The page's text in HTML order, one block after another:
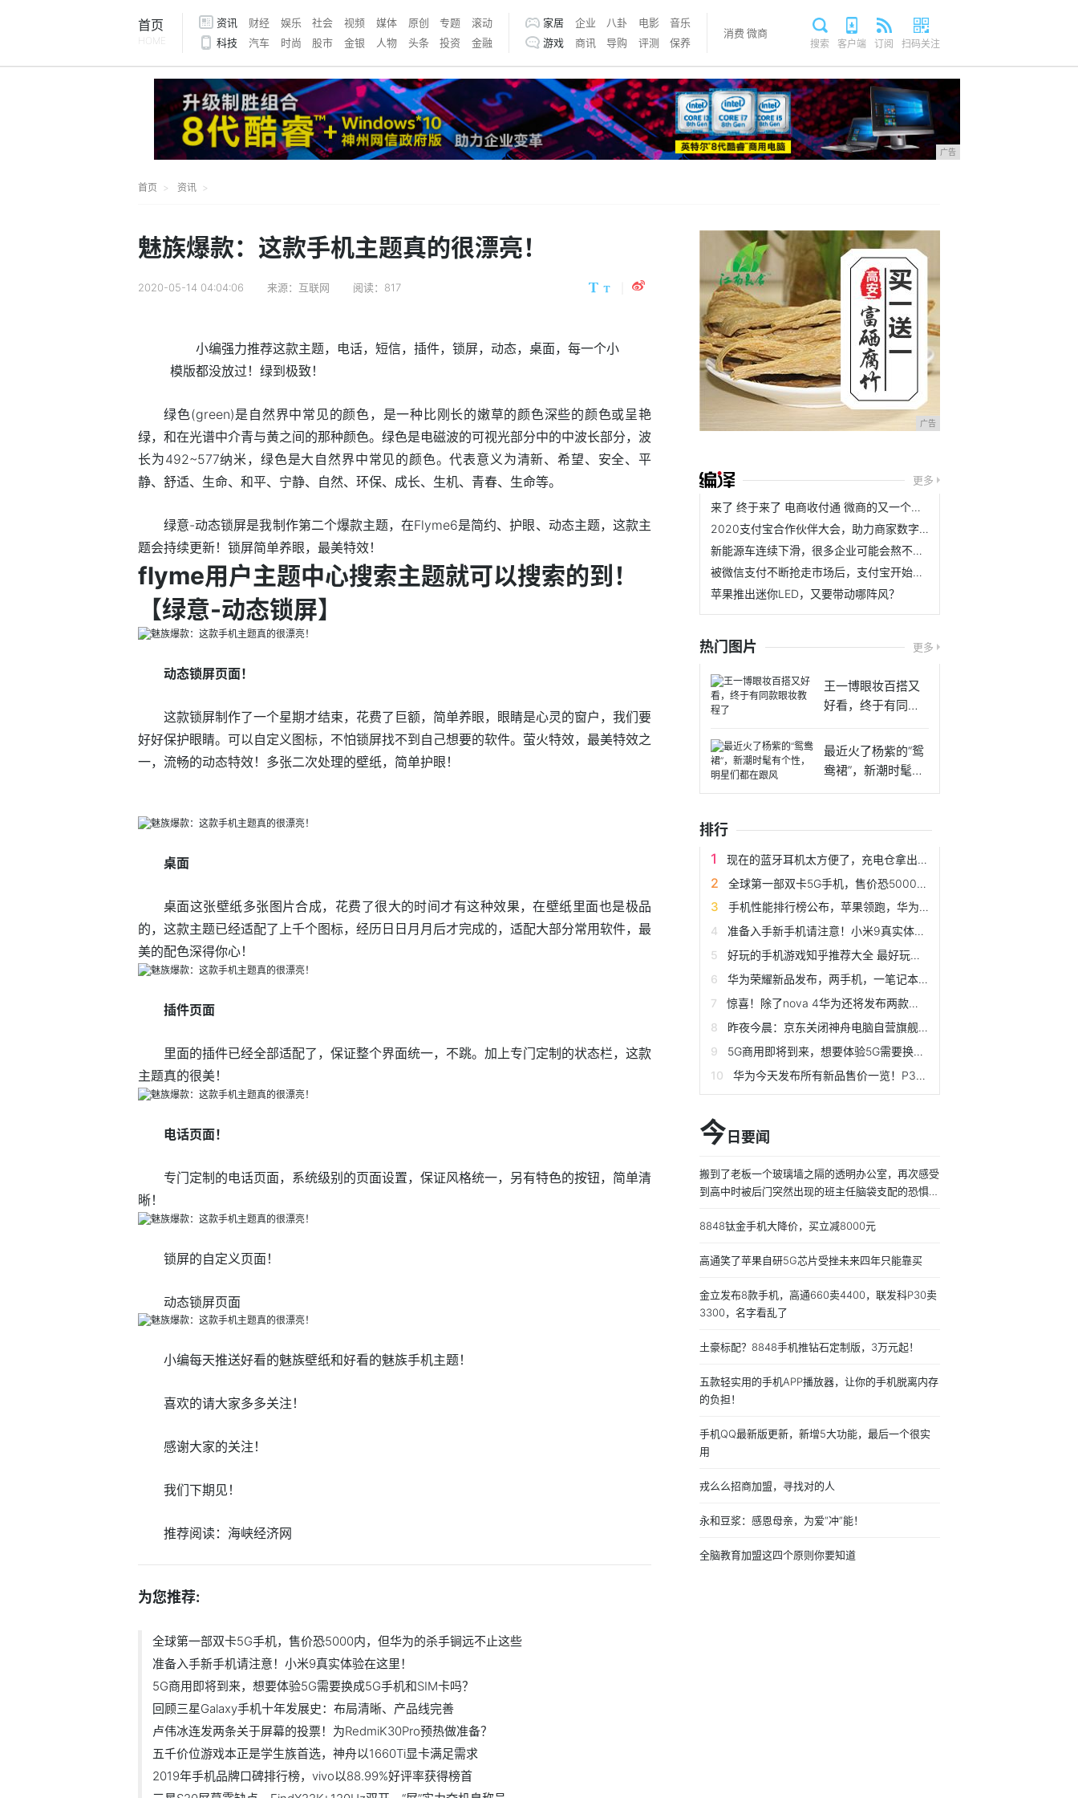
首页
HOME
资讯 财经 娱乐 社会 视频 媒体 原创 专题
滚动
科技
汽车 时尚 股市 金银 人物 头条 投资 金融
家居 企业 八卦 电影
音乐
游戏
商讯 导购 评测 保养
消费 微商
搜索 客户端 订阅 扫码关注
广告
首页 资讯
魅族爆款：这款手机主题真的很漂亮！
2020-05-14 04:04:06 来源：互联网 阅读：817
小编强力推荐这款主题，电话，短信，插件，锁屏，动态，桌面，每一个小
模版都没放过！绿到极致！
绿色(green)是自然界中常见的颜色，是一种比刚长的嫩草的颜色深些的颜色或呈艳
绿，和在光谱中介青与黄之间的那种颜色。绿色是电磁波的可视光部分中的中波长部分，波
长为492~577纳米，绿色是大自然界中常见的颜色。代表意义为清新、希望、安全、平
静、舒适、生命、和平、宁静、自然、环保、成长、生机、青春、生命等。
绿意-动态锁屏是我制作第二个爆款主题，在Flyme6是简约、护眼、动态主题，这款主
题会持续更新！锁屏简单养眼，最美特效！
flyme用户主题中心搜索主题就可以搜索的到！
【绿意-动态锁屏】
动态锁屏页面！
这款锁屏制作了一个星期才结束，花费了巨额，简单养眼，眼睛是心灵的窗户，我们要
好好保护眼睛。可以自定义图标，不怕锁屏找不到自己想要的软件。萤火特效，最美特效之
一，流畅的动态特效！多张二次处理的壁纸，简单护眼！
桌面
桌面这张壁纸多张图片合成，花费了很大的时间才有这种效果，在壁纸里面也是极品
的，这款主题已经适配了上千个图标，经历日日月月后才完成的，适配大部分常用软件，最
美的配色深得你心！
插件页面
里面的插件已经全部适配了，保证整个界面统一，不跳。加上专门定制的状态栏，这款
主题真的很美！
电话页面！
专门定制的电话页面，系统级别的页面设置，保证风格统一，另有特色的按钮，简单清
晰！
锁屏的自定义页面！
动态锁屏页面
小编每天推送好看的魅族壁纸和好看的魅族手机主题！
喜欢的请大家多多关注！
感谢大家的关注！
我们下期见！
推荐阅读： 海峡经济网
为您推荐:
全球第一部双卡5G手机，售价恐5000内，但华为的杀手锏远不止这些
准备入手新手机请注意！小米9真实体验在这里！
5G商用即将到来，想要体验5G需要换成5G手机和SIM卡吗？
回顾三星Galaxy手机十年发展史：布局清晰、产品线完善
卢伟冰连发两条关于屏幕的投票！为RedmiK30Pro预热做准备？
五千价位游戏本正是学生族首选，神舟以1660Ti显卡满足需求
2019年手机品牌口碑排行榜，vivo以88.99%好评率获得榜首
广告
更多
来了 终于来了 电商收付通 微商的又一个春天
2020支付宝合作伙伴大会，助力商家数字化升级亮点多多
新能源车连续下滑，很多企业可能会熬不到天亮了
被微信支付不断抢走市场后，支付宝开始打起了翻身仗
苹果推出迷你LED，又要带动哪阵风？
热门图片 更多
王一博眼妆百搭又
好看，终于有同款
最近火了杨紫的“鸳
鸯裙”，新潮时髦有
个性
排行
现在的蓝牙耳机太方便了，充电仓拿出来就能和手机配对连接
全球第一部双卡5G手机，售价恐5000内，但华为的杀手锏远不止这些
手机性能排行榜公布，苹果领跑，华为垫底，小米全军覆没
准备入手新手机请注意！小米9真实体验在这里！
好玩的手机游戏知乎推荐大全 最好玩的手游在这
华为荣耀新品发布，两手机，一笔记本，一手环
惊喜！除了nova 4华为还将发布两款新品
昨夜今晨：京东关闭神舟电脑自营旗舰店苹果将推出ARM处理器的笔记本
5G商用即将到来，想要体验5G需要换成5G手机和SIM卡吗？
华为今天发布所有新品售价一览！P30系列良心了
今 日要闻
搬到了老板一个玻璃墙之隔的透明办公室，再次感受
到高中时被后门突然出现的班主任脑袋支配的恐惧。
结论我的大脑只能集中精力4个小时
8848钛金手机大降价，买立减8000元
高通笑了苹果自研5G芯片受挫未来四年只能靠买
金立发布8款手机，高通660卖4400，联发科P30卖
3300，名字看乱了
土豪标配？8848手机推钻石定制版，3万元起！
五款轻实用的手机APP播放器，让你的手机脱离内存
的负担！
手机QQ最新版更新，新增5大功能，最后一个很实
用
戎么么招商加盟，寻找对的人
永和豆浆：感恩母亲，为爱“冲”能！
全脑教育加盟这四个原则你要知道